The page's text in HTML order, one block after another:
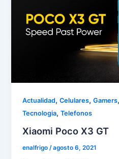
Actualidad,Celulares,Gamers,
Tecnologia,Telefonos
Xiaomi Poco X3 GT
enalfrigo/agosto 6, 2021